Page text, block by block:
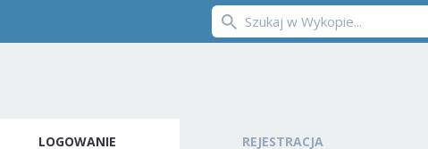
LOGOWANIE REJESTRACJA